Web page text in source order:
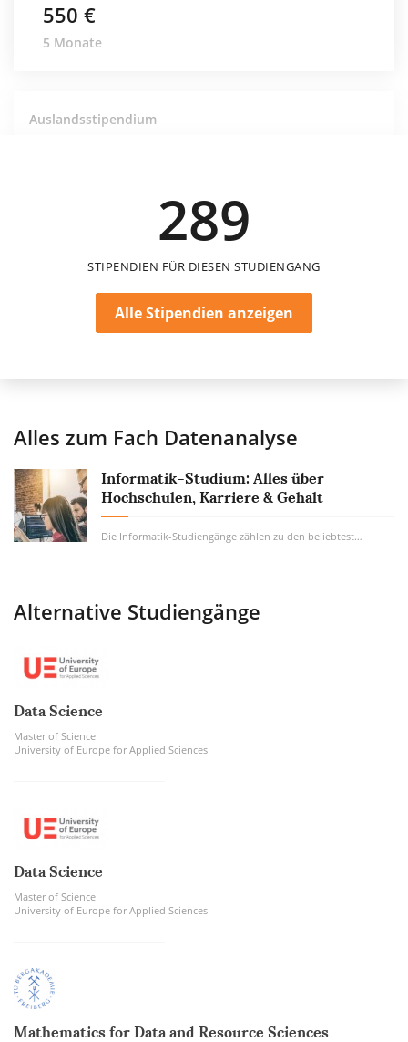
550 €
5 Monate
Auslandsstipendium
289
STIPENDIEN FÜR DIESEN STUDIENGANG
Alle Stipendien anzeigen
Alles zum Fach Datenanalyse
Informatik-Studium: Alles über
Hochschulen, Karriere & Gehalt
Die Informatik-Studiengänge zählen zu den beliebtesten Studiengängen. Kein Wunder,...
Alternative Studiengänge
Data Science
Master of Science
University of Europe for Applied Sciences
Data Science
Master of Science
University of Europe for Applied Sciences
Mathematics for Data and Resource Sciences